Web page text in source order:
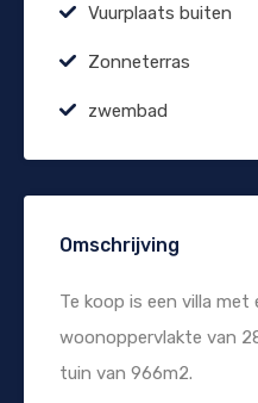
Vuurplaats buiten
Zonneterras
zwembad
Omschrijving
Te koop is een villa met
woonoppervlakte van
tuin van 966m2.